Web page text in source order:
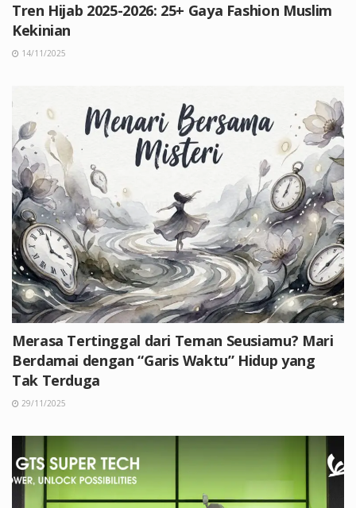
Tren Hijab 2025-2026: 25+ Gaya Fashion Muslim
Kekinian
14/11/2025
Merasa Tertinggal dari Teman Seusiamu? Mari
Berdamai dengan “Garis Waktu” Hidup yang
Tak Terduga
29/11/2025